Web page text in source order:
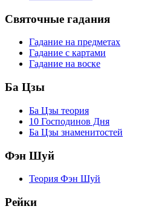
Святочные гадания
Гадание на предметах
Гадание с картами
Гадание на воске
Ба Цзы
Ба Цзы теория
10 Господинов Дня
Ба Цзы знаменитостей
Фэн Шуй
Теория Фэн Шуй
Рейки